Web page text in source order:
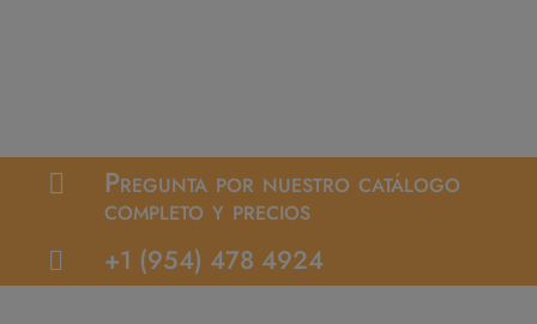
 Pregunta por nuestro catálogo
completo y precios
 +1 (954) 478 4924